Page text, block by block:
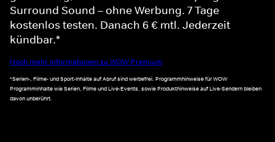
Surround Sound – ohne Werbung. 7 Tage
kostenlos testen. Danach 6 € mtl. Jederzeit
kündbar.*
Noch mehr Informationen zu WOW Premium
*Serien-, Filme- und Sport-Inhalte auf Abruf sind werbefrei. Programmhinweise für WOW
Programminhalte wie Serien, Filme und Live-Events, sowie Produkthinweise auf Live-Sendern bleiben
davon unberührt.